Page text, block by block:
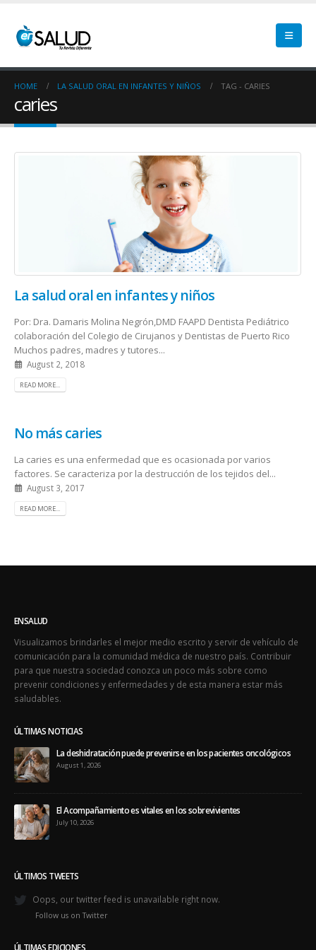
HOME LA SALUD ORAL EN INFANTES Y NIÑOS TAG - CARIES
caries
La salud oral en infantes y niños
Por: Dra. Damaris Molina Negrón,DMD FAAPD Dentista Pediátrico
colaboración del Colegio de Cirujanos y Dentistas de Puerto Rico
Muchos padres, madres y tutores...
August 2, 2018
READ MORE...
No más caries
La caries es una enfermedad que es ocasionada por varios
factores. Se caracteriza por la destrucción de los tejidos del...
August 3, 2017
READ MORE...
ENSALUD
Visualizamos brindarles el mejor medio escrito y servir de vehículo de
comunicación para la comunidad médica de nuestro país. Contribuir
para que nuestra sociedad conozca un poco más sobre como
prevenir condiciones y enfermedades y de esta manera estar más
saludables.
ÚLTIMAS NOTICIAS
La deshidratación puede prevenirse en los pacientes oncológicos
August 1, 2026
El Acompañamiento es vitales en los sobrevivientes
July 10, 2026
ÚLTIMOS TWEETS
Oops, our twitter feed is unavailable right now.
Follow us on Twitter
ÚLTIMAS EDICIONES